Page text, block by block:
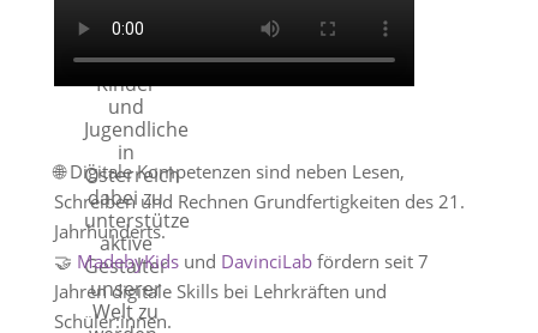
zum Ziel
gesetzt
hat, alle
Kinder
und
Jugendliche
in
Österreich
dabei zu
unterstützen,
aktive
Gestalter
unserer
Welt zu
🌐 Digitale Kompetenzen sind neben Lesen,
Schreiben und Rechnen Grundfertigkeiten des 21.
Jahrhunderts.
🤝 MadebyKidsund DavinciLabfördern seit 7
Jahren digitale Skills bei Lehrkräften und
Schüler:innen.